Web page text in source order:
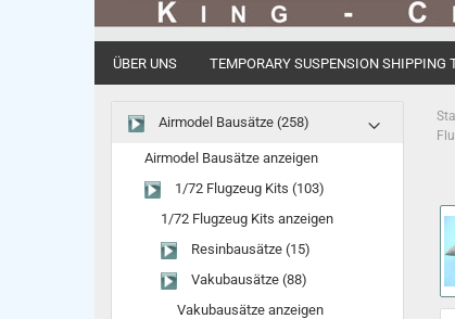
ÜBER UNS TEMPORARY SUSPENSION SHIPPING
Airmodel Bausätze (258)
Airmodel Bausätze anzeigen
1/72 Flugzeug Kits (103)
1/72 Flugzeug Kits anzeigen
Resinbausätze (15)
Vakubausätze (88)
Vakubausätze anzeigen